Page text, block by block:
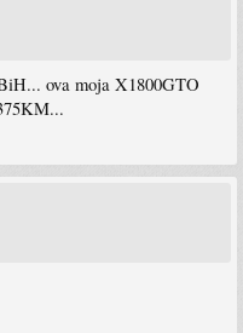
ova moja X1800GTO